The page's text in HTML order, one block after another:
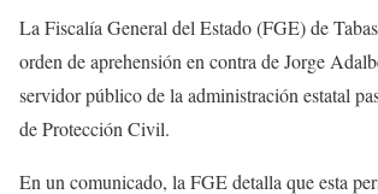
La Fiscalía General del Estado (FGE) de
orden de aprehensión en contra de Jorge
servidor público de la administración estatal
de Protección Civil.
En un comunicado, la FGE detalla que esta